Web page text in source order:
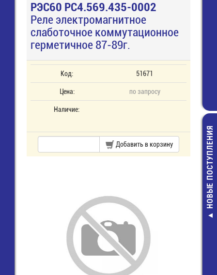
Дроссель
10 мкГн -
НОВЫЕ ПОСТУПЛЕНИЯ
РЭС60 РС4.569.435-0002
Реле электромагнитное
слаботочное коммутационное
герметичное 87-89г.
Код: 51671
Цена: по запросу
Наличие:
Добавить в корзину